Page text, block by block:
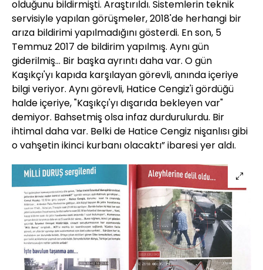
olduğunu bildirmişti. Araştırıldı. Sistemlerin teknik
servisiyle yapılan görüşmeler, 2018'de herhangi bir
arıza bildirimi yapılmadığını gösterdi. En son, 5
Temmuz 2017 de bildirim yapılmış. Aynı gün
giderilmiş... Bir başka ayrıntı daha var. O gün
Kaşıkçı'yı kapıda karşılayan görevli, anında içeriye
bilgi veriyor. Aynı görevli, Hatice Cengiz'i gördüğü
halde içeriye, "Kaşıkçı'yı dışarıda bekleyen var"
demiyor. Bahsetmiş olsa infaz durdurulurdu. Bir
ihtimal daha var. Belki de Hatice Cengiz nişanlısı gibi
o vahşetin ikinci kurbanı olacaktı” ibaresi yer aldı.